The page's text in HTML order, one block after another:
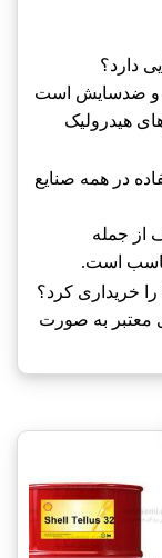
دارد؟
و ضدسایش است
هیدرولیک
در همه صنایع
از جمله
است.
را خریداری کرد؟
معتبر به صورت